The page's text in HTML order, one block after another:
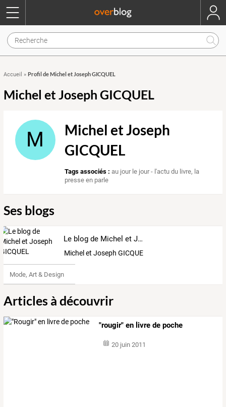
Accueil » Profil de Michel et Joseph GICQUEL
Michel et Joseph GICQUEL
M
Michel et Joseph
GICQUEL
Tags associés : au jour le jour - l'actu du livre, la
presse en parle
Ses blogs
Le blog de Michel et Joseph GICQUEL
Michel et Joseph GICQUEL
Mode, Art & Design
Articles à découvrir
"rougir" en livre de poche
20 juin 2011